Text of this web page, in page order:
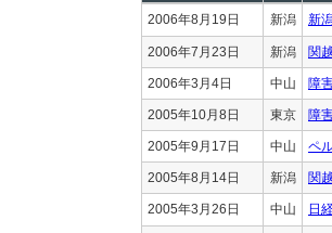
2006年8月19日 新潟 新
2006年7月23日 新潟 関
2006年3月4日 中山 障
2005年10月8日 東京 障
2005年9月17日 中山 ペ
2005年8月14日 新潟 関
2005年3月26日 中山 日